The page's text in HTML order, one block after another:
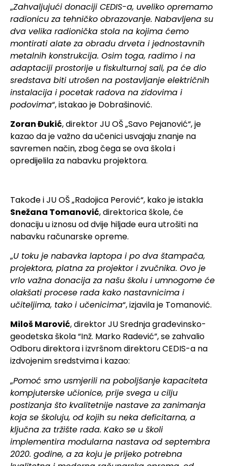
„Zahvaljujući donaciji CEDIS-a, uveliko opremamo
radionicu za tehničko obrazovanje. Nabavljena su
dva velika radionička stola na kojima ćemo
montirati alate za obradu drveta i jednostavnih
metalnih konstrukcija. Osim toga, radimo i na
adaptaciji prostorije u fiskulturnoj sali, pa će dio
sredstava biti utrošen na postavljanje električnih
instalacija i pocetak radova na zidovima i
podovima“, istakao je Dobrašinović.
Zoran Đukić, direktor JU OŠ „Savo Pejanović“, je
kazao da je važno da učenici usvajaju znanje na
savremen način, zbog čega se ova škola i
opredijelila za nabavku projektora.
Takođe i JU OŠ „Radojica Perović“, kako je istakla
Snežana Tomanović, direktorica škole, će
donaciju u iznosu od dvije hiljade eura utrošiti na
nabavku računarske opreme.
„U toku je nabavka laptopa i po dva štampača,
projektora, platna za projektor i zvučnika. Ovo je
vrlo važna donacija za našu školu i umnogome će
olakšati procese rada kako nastavnicima i
učiteljima, tako i učenicima“, izjavila je Tomanović.
Miloš Marović, direktor JU Srednja građevinsko-
geodetska škola “Inž. Marko Radević”, se zahvalio
Odboru direktora i izvršnom direktoru CEDIS-a na
izdvojenim sredstvima i kazao:
„Pomoć smo usmjerili na poboljšanje kapaciteta
kompjuterske učionice, prije svega u cilju
postizanja što kvalitetnije nastave za zanimanja
koja se školuju, od kojih su neka deficitarna, a
ključna za tržište rada. Kako se u školi
implementira modularna nastava od septembra
2020. godine, a za koju je prijeko potrebna